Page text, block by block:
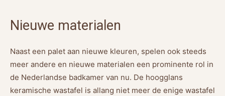
Nieuwe materialen
Naast een palet aan nieuwe kleuren, spelen ook steeds
meer andere en nieuwe materialen een prominente rol in
de Nederlandse badkamer van nu. De hoogglans
keramische wastafel is allang niet meer de enige wastafel